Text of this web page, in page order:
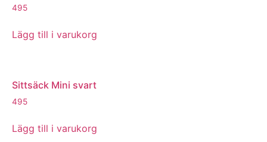
495
Lägg till i varukorg
Sittsäck Mini svart
495
Lägg till i varukorg